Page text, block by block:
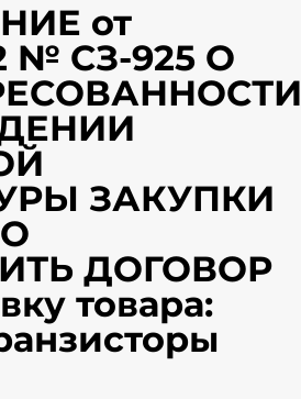
от
№ СЗ-925 О
ЗАКУПКИ
ДОГОВОР
товара: